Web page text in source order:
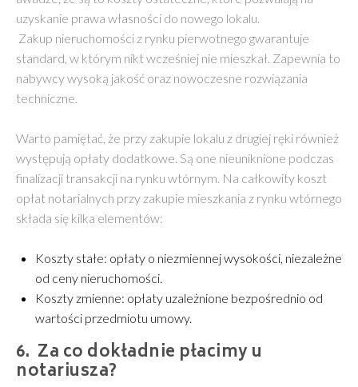
uzyskanie prawa własności do nowego lokalu.
Zakup nieruchomości z rynku pierwotnego gwarantuje
standard, w którym nikt wcześniej nie mieszkał. Zapewnia to
nabywcy wysoką jakość oraz nowoczesne rozwiązania
techniczne.
Warto pamiętać, że przy zakupie lokalu z drugiej ręki również
występują opłaty dodatkowe. Są one nieuniknione podczas
finalizacji transakcji na rynku wtórnym. Na całkowity koszt
opłat notarialnych przy zakupie mieszkania z rynku wtórnego
składa się kilka elementów:
Koszty stałe: opłaty o niezmiennej wysokości, niezależne
od ceny nieruchomości.
Koszty zmienne: opłaty uzależnione bezpośrednio od
wartości przedmiotu umowy.
Za co dokładnie płacimy u
notariusza?